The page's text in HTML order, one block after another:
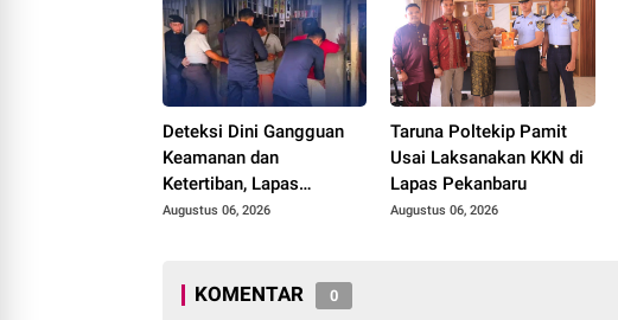
Deteksi Dini Gangguan
Keamanan dan
Ketertiban, Lapas
Narkotika Rumbai Gelar
Augustus 06, 2026
Taruna Poltekip Pamit
Usai Laksanakan KKN di
Lapas Pekanbaru
Augustus 06, 2026
KOMENTAR 0